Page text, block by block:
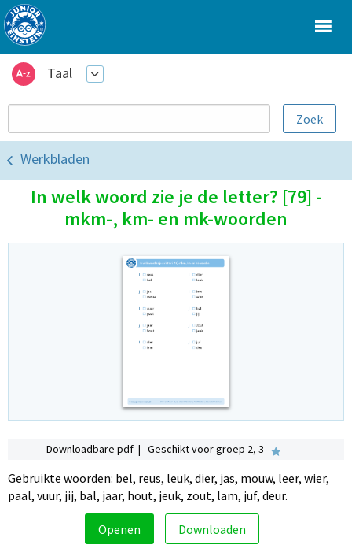
Taal
Werkbladen
In welk woord zie je de letter? [79] -
mkm-, km- en mk-woorden
Downloadbare pdf | Geschikt voor groep 2, 3
Gebruikte woorden: bel, reus, leuk, dier, jas, mouw, leer, wier,
paal, vuur, jij, bal, jaar, hout, jeuk, zout, lam, juf, deur.
Openen Downloaden